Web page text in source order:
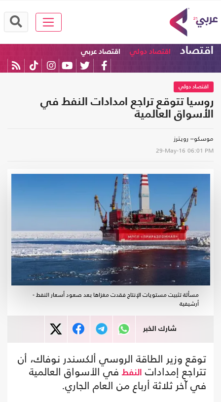
اقتصاد اقتصاد دولي اقتصاد عربي
اقتصاد دولي
روسيا تتوقع تراجع امدادات النفط في
الأسواق العالمية
موسكو– رويترز
29-May-16 06:01 PM
مسألة تثبيت مستويات الإنتاج فقدت مغزاها بعد صعود أسعار النفط -
أرشيفية
شارك الخبر
توقع وزير الطاقة الروسي ألكسندر نوفاك، أن
تتراجع إمدادات النفط في الأسواق العالمية
في آخر ثلاثة أرباع من العام الجاري.